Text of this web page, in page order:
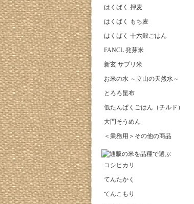
はくばく 押麦
はくばく もち麦
はくばく 十六穀ごはん
FANCL 発芽米
新玄 サプリ米
お米の水 ～立山の天然水～
とろろ昆布
低たんぱくごはん（チルド）
大門そうめん
＜業務用＞その他の商品
コシヒカリ
てんたかく
てんこもり